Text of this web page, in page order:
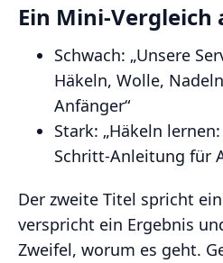
Ein Mini-Vergleich
Schwach: „Unsere
Häkeln, Wolle,
Anfänger“
Stark: „Häkeln
Schritt-Anleitung für
Der zweite Titel spricht
verspricht ein Ergebnis
Zweifel, worum es geht.